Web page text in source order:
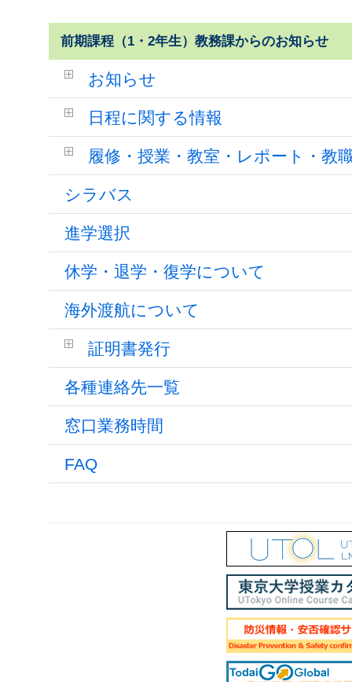
前期課程（1・2年生）教務課からのお知らせ
お知らせ
日程に関する情報
履修・授業・教室・レポート・教
シラバス
進学選択
休学・退学・復学について
海外渡航について
証明書発行
各種連絡先一覧
窓口業務時間
FAQ